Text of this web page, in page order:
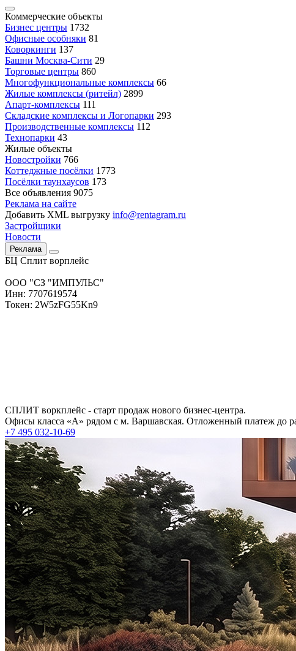
Коммерческие объекты
Бизнес центры 1732
Офисные особняки 81
Коворкинги 137
Башни Москва-Сити 29
Торговые центры 860
Многофункциональные комплексы 66
Жилые комплексы (ритейл) 2899
Апарт-комплексы 111
Складские комплексы и Логопарки 293
Производственные комплексы 112
Технопарки 43
Жилые объекты
Новостройки 766
Коттеджные посёлки 1773
Посёлки таунхаусов 173
Все объявления 9075
Реклама на сайте
Добавить XML выгрузку info@rentagram.ru
Застройщики
Новости
Реклама
БЦ Сплит ворплейс
ООО "СЗ "ИМПУЛЬС"
Инн: 7707619574
Токен: 2W5zFG55Kn9
СПЛИТ воркплейс - старт продаж нового бизнес-центра.
Офисы класса «А» рядом с м. Варшавская. Отложенный платеж до
+7 495 032-10-69